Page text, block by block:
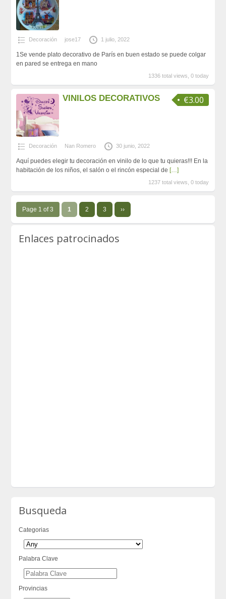
Decoración jose17 1 julio, 2022
1Se vende plato decorativo de París en buen estado se puede colgar
en pared se entrega en mano
1336 total views, 0 today
€3.00
VINILOS DECORATIVOS
Decoración Nan Romero 30 junio, 2022
Aquí puedes elegir tu decoración en vinilo de lo que tu quieras!!! En la
habitación de los niños, el salón o el rincón especial de […]
1237 total views, 0 today
Page 1 of 3 1 2 3 ››
Enlaces patrocinados
Busqueda
Categorias
Palabra Clave
Provincias